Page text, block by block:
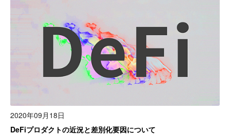
2020年09月18日
DeFiプロダクトの近況と差別化要因について